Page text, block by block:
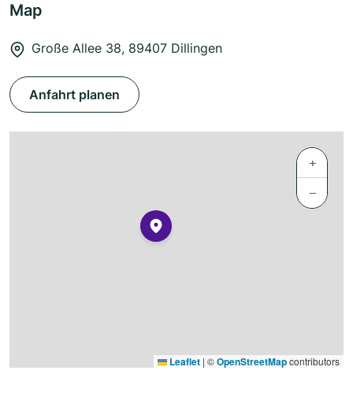
Map
Große Allee 38, 89407 Dillingen
Anfahrt planen
+
−
Leaflet | ©OpenStreetMapcontributors